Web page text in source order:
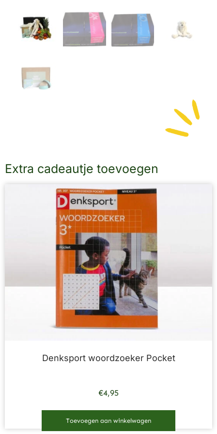
Extra cadeautje toevoegen
Denksport woordzoeker Pocket
€4,95
Toevoegen aan winkelwagen